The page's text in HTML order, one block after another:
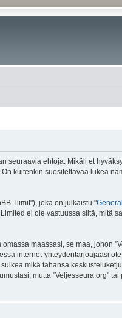
seuraavia ehtoja. Mikäli et
kuitenkin suositeltavaa lukea
Tiimit"), joka on julkaistu "
ei ole vastuussa siitä, mitä
maassasi, se maa, johon
internet-yhteydentarjoajaasi
mikä tahansa
mutta "Veljesseura.org" tai